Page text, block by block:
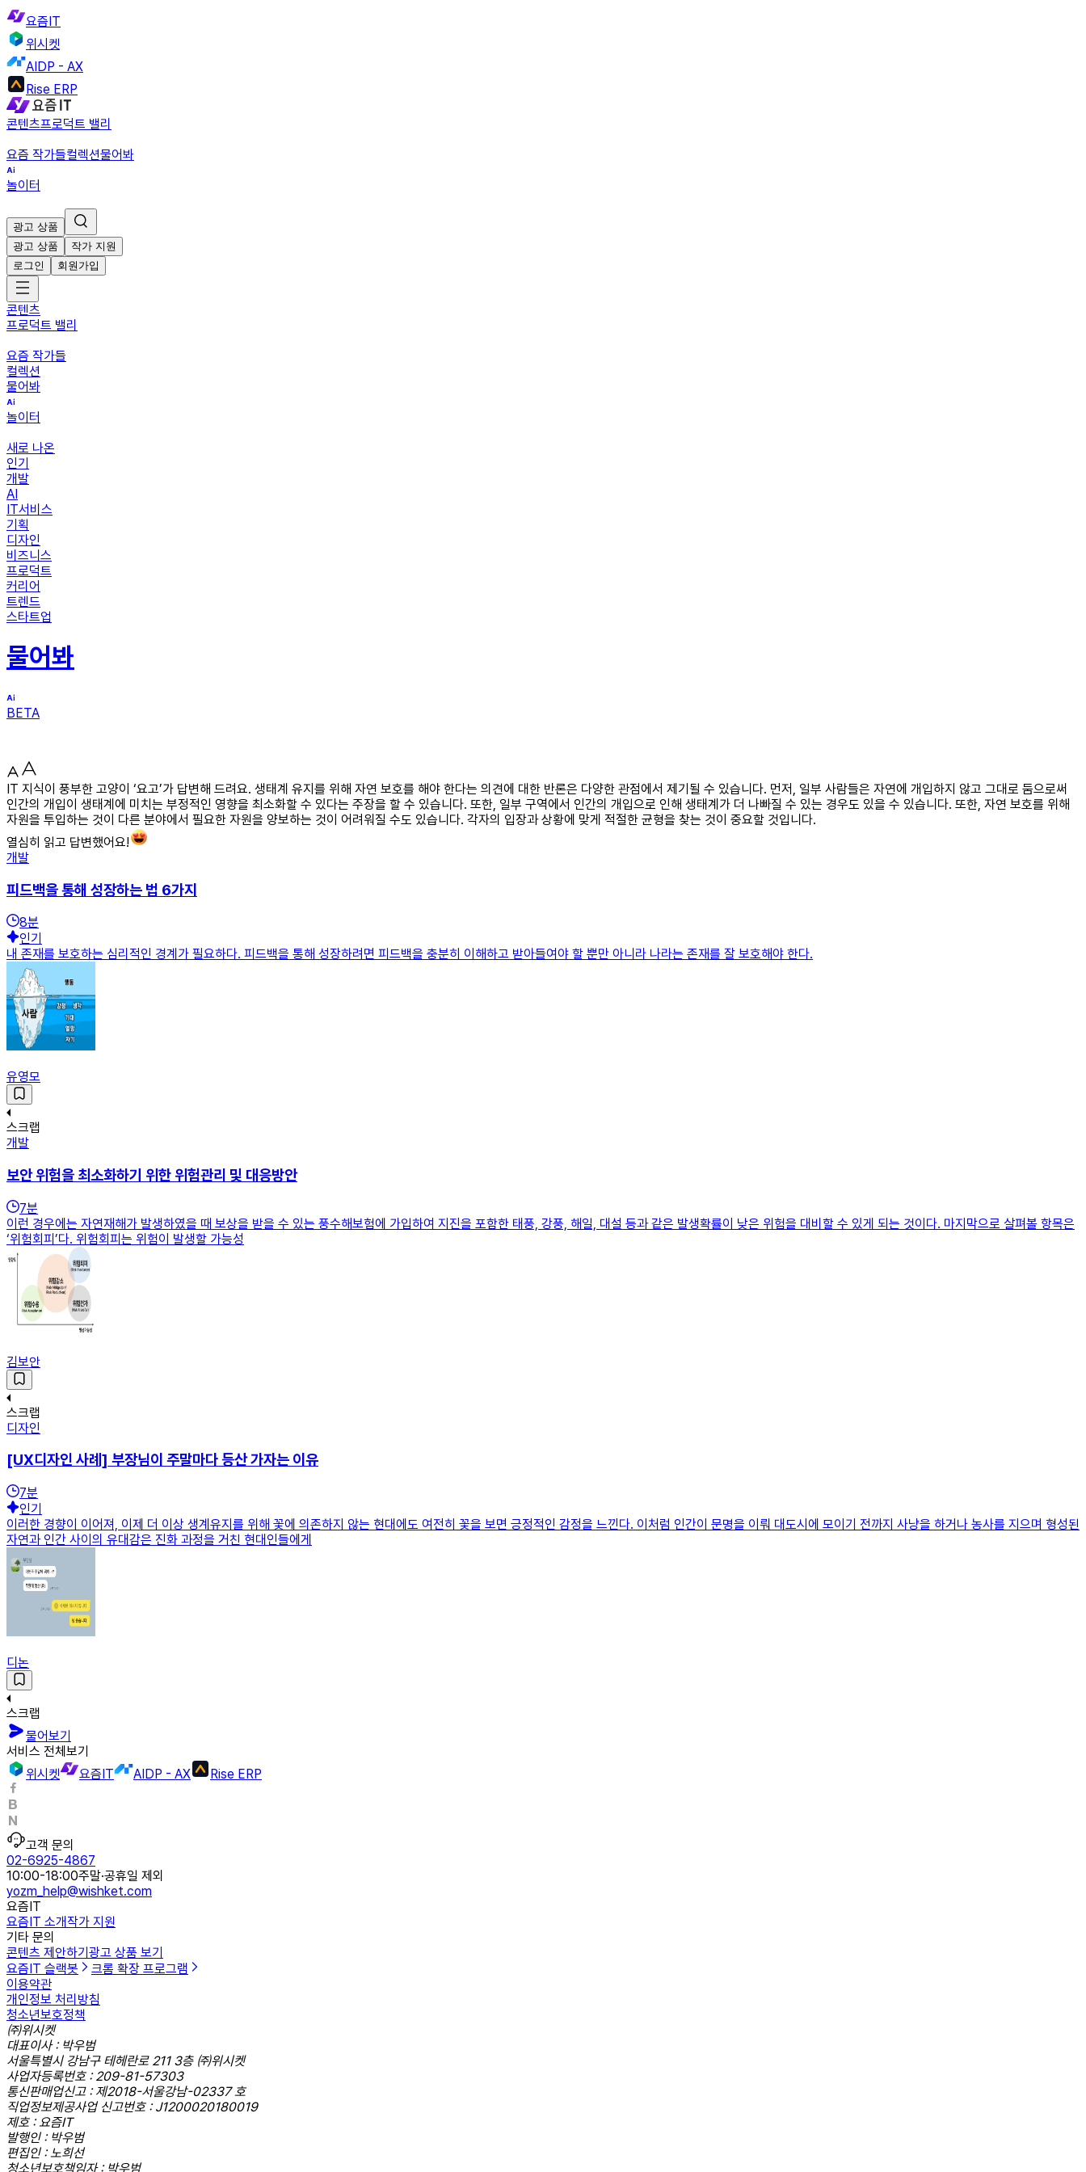
요즘IT
위시켓
AIDP - AX
Rise ERP
콘텐츠프로덕트 밸리
요즘 작가들컬렉션물어봐
놀이터
광고 상품
광고 상품
작가 지원
로그인
회원가입
콘텐츠
프로덕트 밸리
요즘 작가들
컬렉션
물어봐
놀이터
새로 나온
인기
개발
AI
IT서비스
기획
디자인
비즈니스
프로덕트
커리어
트렌드
스타트업
물어봐
BETA
IT 지식이 풍부한 고양이 ‘요고’가 답변해 드려요. 생태계 유지를 위해 자연 보호를 해야 한다는 의견에 대한 반론은 다양한 관점에서 제기될 수 있습니다. 먼저, 일부 사람들은 자연에 개입하지 않고 그대로 둠으로써
인간의 개입이 생태계에 미치는 부정적인 영향을 최소화할 수 있다는 주장을 할 수 있습니다. 또한, 일부 구역에서 인간의 개입으로 인해 생태계가 더 나빠질 수 있는 경우도 있을 수 있습니다. 또한, 자연 보호를 위해
자원을 투입하는 것이 다른 분야에서 필요한 자원을 양보하는 것이 어려워질 수도 있습니다. 각자의 입장과 상황에 맞게 적절한 균형을 찾는 것이 중요할 것입니다.
열심히 읽고 답변했어요!
개발
피드백을 통해 성장하는 법 6가지
8분
인기
내 존재를 보호하는 심리적인 경계가 필요하다. 피드백을 통해 성장하려면 피드백을 충분히 이해하고 받아들여야 할 뿐만 아니라 나라는 존재를 잘 보호해야 한다.
유영모
스크랩
개발
보안 위험을 최소화하기 위한 위험관리 및 대응방안
7분
이런 경우에는 자연재해가 발생하였을 때 보상을 받을 수 있는 풍수해보험에 가입하여 지진을 포함한 태풍, 강풍, 해일, 대설 등과 같은 발생확률이 낮은 위험을 대비할 수 있게 되는 것이다. 마지막으로 살펴볼 항목은
‘위험회피’다. 위험회피는 위험이 발생할 가능성
김보안
스크랩
디자인
[UX디자인 사례] 부장님이 주말마다 등산 가자는 이유
7분
인기
이러한 경향이 이어져, 이제 더 이상 생계유지를 위해 꽃에 의존하지 않는 현대에도 여전히 꽃을 보면 긍정적인 감정을 느낀다. 이처럼 인간이 문명을 이뤄 대도시에 모이기 전까지 사냥을 하거나 농사를 지으며 형성된
자연과 인간 사이의 유대감은 진화 과정을 거친 현대인들에게
디논
스크랩
물어보기
서비스 전체보기
위시켓
요즘IT AIDP - AX Rise ERP
고객 문의
02-6925-4867
10:00-18:00주말·공휴일 제외
yozm_help@wishket.com
요즘IT
요즘IT 소개작가 지원
기타 문의
콘텐츠 제안하기 광고 상품 보기
요즘IT 슬랙봇
크롬 확장 프로그램
이용약관
개인정보 처리방침
청소년보호정책
㈜위시켓
대표이사 : 박우범
서울특별시 강남구 테헤란로 211 3층 ㈜위시켓
사업자등록번호 : 209-81-57303
통신판매업신고 : 제2018-서울강남-02337 호
직업정보제공사업 신고번호 : J1200020180019
제호 : 요즘IT
발행인 : 박우범
편집인 : 노희선
청소년보호책임자 : 박우범